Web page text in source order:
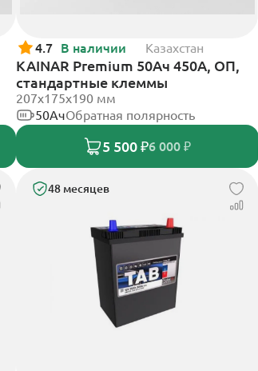
4.7 В наличии Казахстан
KAINAR Premium 50Ач 450А, ОП,
стандартные клеммы
207x175x190 мм
50АчОбратная полярность
5 500 ₽6 000 ₽
48 месяцев